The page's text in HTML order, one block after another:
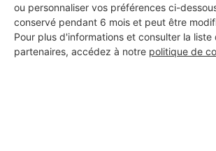
ou personnaliser vos préférences ci-
conservé pendant 6 mois et peut être
Pour plus d'informations et consulter la liste
partenaires, accédez à notre politique de